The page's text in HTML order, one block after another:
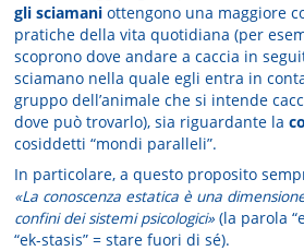
gli sciamani ottengono una maggiore
pratiche della vita quotidiana (per
scoprono dove andare a caccia in
sciamano nella quale egli entra in
gruppo dell’animale che si intende
dove può trovarlo), sia riguardante la
cosiddetti “mondi paralleli”.
In particolare, a questo proposito
«La conoscenza estatica è una
confini dei sistemi psicologici» (la parola
“ek-stasis” = stare fuori di sé).